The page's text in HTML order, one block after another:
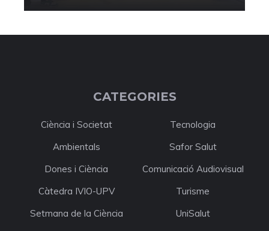
CATEGORIES
Ciència i Societat
Tecnologia
Ambientals
Safor Salut
Dones i Ciència
Comunicació Audiovisual
Càtedra IVIO-UPV
Turisme
Setmana de la Ciència
UniSalut